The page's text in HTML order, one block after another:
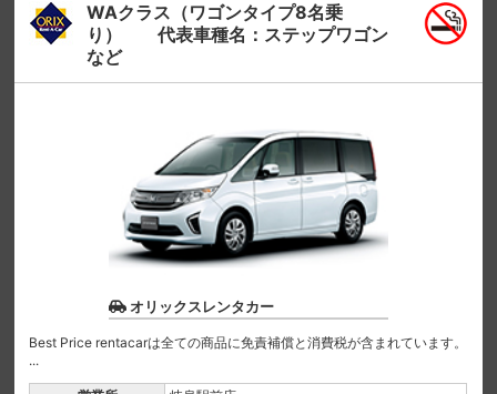
WAクラス（ワゴンタイプ8名乗
り） 代表車種名：ステップワゴン
など
オリックスレンタカー
Best Price rentacarは全ての商品に免責補償と消費税が含まれています。
...